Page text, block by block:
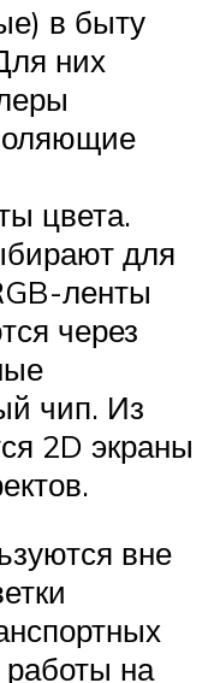
в быту
них
цвета.
для
ленты
через
чип. Из
2D экраны
вне
на